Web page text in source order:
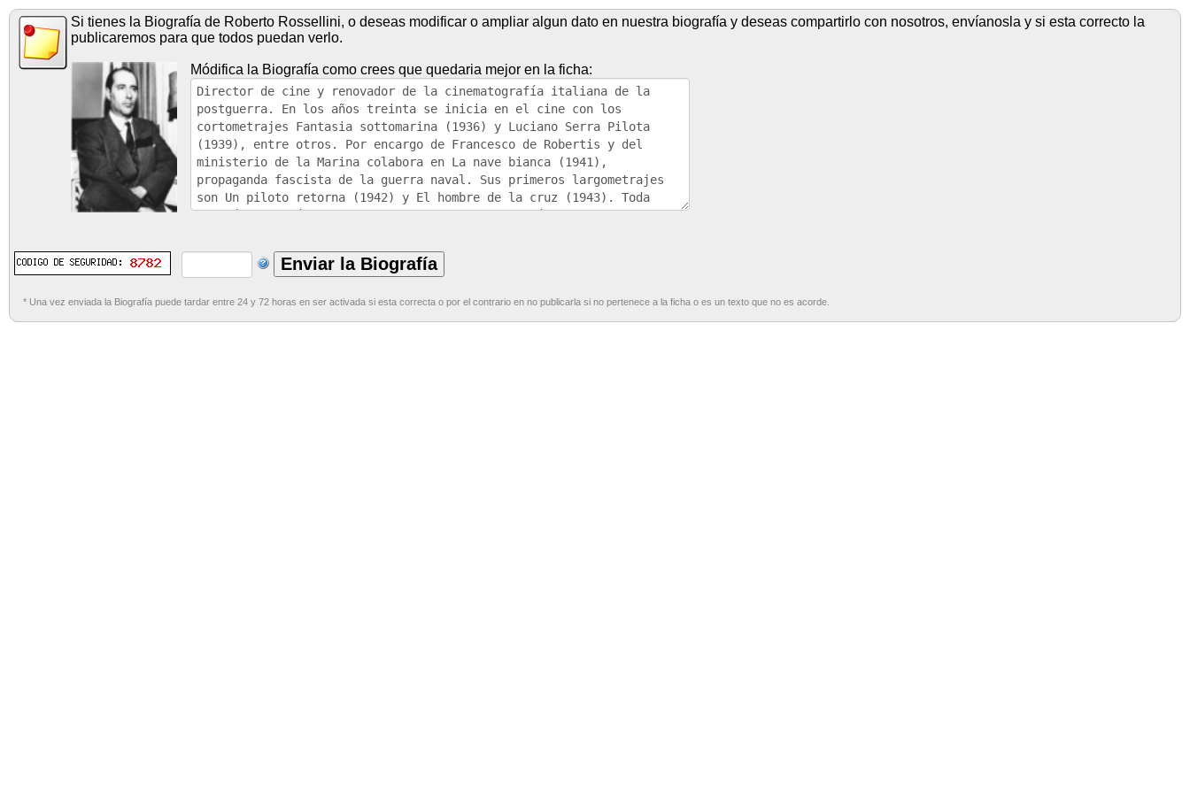
Si tienes la Biografía de Roberto Rossellini, o deseas modificar o ampliar algun dato en nuestra biografía y deseas compartirlo con nosotros, envíanosla y si esta correcto la
publicaremos para que todos puedan verlo.
Módifica la Biografía como crees que quedaria mejor en la ficha:
* Una vez enviada la Biografía puede tardar entre 24 y 72 horas en ser activada si esta correcta o por el contrario en no publicarla si no pertenece a la ficha o es un texto que no es acorde.